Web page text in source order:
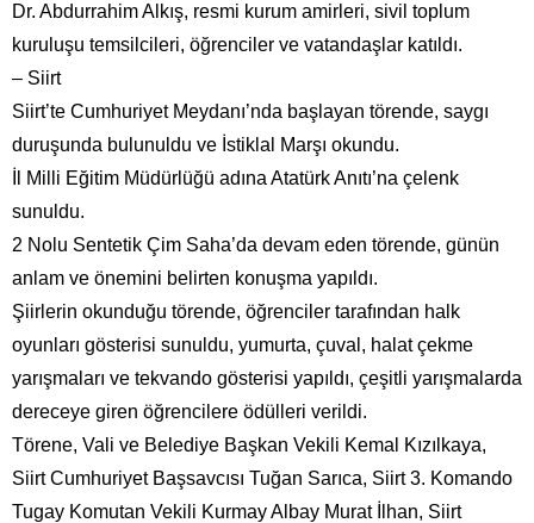
Dr. Abdurrahim Alkış, resmi kurum amirleri, sivil toplum
kuruluşu temsilcileri, öğrenciler ve vatandaşlar katıldı.
– Siirt
Siirt’te Cumhuriyet Meydanı’nda başlayan törende, saygı
duruşunda bulunuldu ve İstiklal Marşı okundu.
İl Milli Eğitim Müdürlüğü adına Atatürk Anıtı’na çelenk
sunuldu.
2 Nolu Sentetik Çim Saha’da devam eden törende, günün
anlam ve önemini belirten konuşma yapıldı.
Şiirlerin okunduğu törende, öğrenciler tarafından halk
oyunları gösterisi sunuldu, yumurta, çuval, halat çekme
yarışmaları ve tekvando gösterisi yapıldı, çeşitli yarışmalarda
dereceye giren öğrencilere ödülleri verildi.
Törene, Vali ve Belediye Başkan Vekili Kemal Kızılkaya,
Siirt Cumhuriyet Başsavcısı Tuğan Sarıca, Siirt 3. Komando
Tugay Komutan Vekili Kurmay Albay Murat İlhan, Siirt